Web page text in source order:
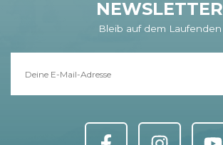
NEWSLETTER
Bleib auf dem Laufenden